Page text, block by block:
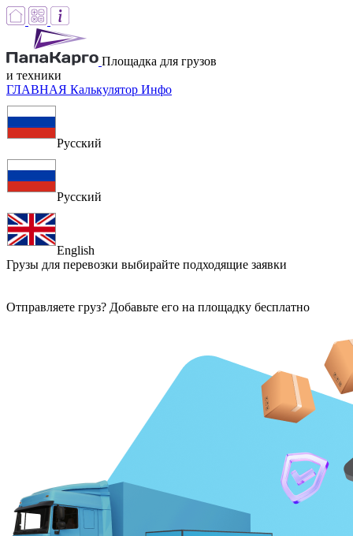
Площадка для грузов
и техники
ГЛАВНАЯ Калькулятор Инфо
Русский
Русский
English
Грузы для перевозки выбирайте подходящие заявки
Отправляете груз? Добавьте его на площадку бесплатно